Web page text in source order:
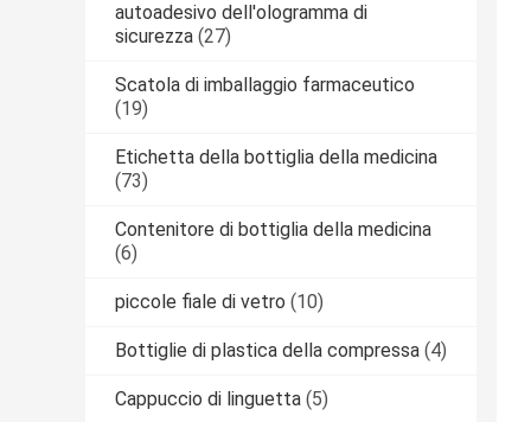
autoadesivo dell'ologramma di
sicurezza (27)
Scatola di imballaggio farmaceutico
(19)
Etichetta della bottiglia della medicina
(73)
Contenitore di bottiglia della medicina
(6)
piccole fiale di vetro (10)
Bottiglie di plastica della compressa (4)
Cappuccio di linguetta (5)